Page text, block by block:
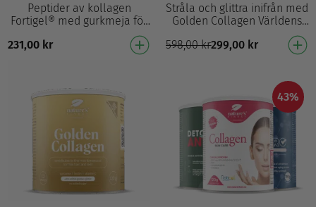
Peptider av kollagen
Fortigel® med gurkmeja för
stöd till leder⁴ vid dagliga
aktiviteter. Hydrolyserat
231,00 kr
Stråla och glittra inifrån med
Golden Collagen Världens
första gyllene kollagen – lika
exceptionellt som du 2500
598,00kr299,00 kr
43%